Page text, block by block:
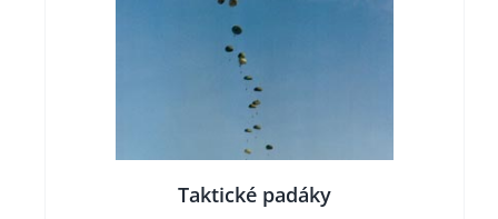
Taktické padáky